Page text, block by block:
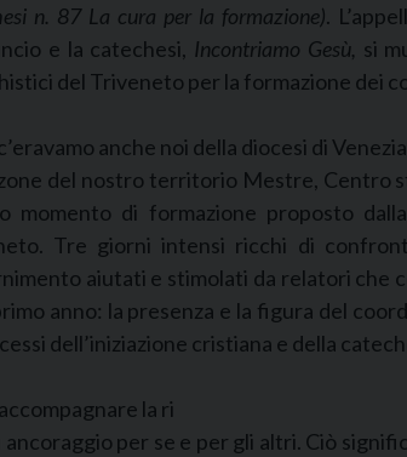
n. 87 La cura per la formazione).
e la catechesi, Incontriamo Gesù, si
del Triveneto per la formazione dei
anche noi della diocesi di
del nostro territorio Mestre, Centro
momento di formazione proposto
Tre giorni intensi ricchi di
aiutati e stimolati da relatori che
anno: la presenza e la figura del
dell’iniziazione cristiana e della
la ri
per se e per gli altri. Ciò